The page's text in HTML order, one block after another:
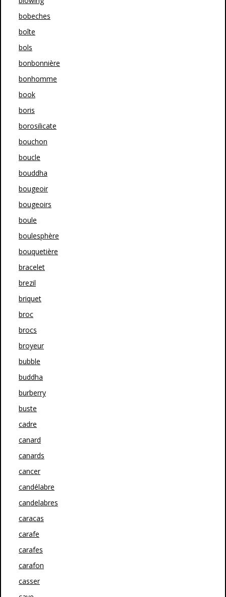
bobeches
boîte
bols
bonbonnière
bonhomme
book
boris
borosilicate
bouchon
boucle
bouddha
bougeoir
bougeoirs
boule
boulesphère
bouquetière
bracelet
brezil
briquet
broc
brocs
broyeur
bubble
buddha
burberry
buste
cadre
canard
canards
cancer
candélabre
candelabres
caracas
carafe
carafes
carafon
casser